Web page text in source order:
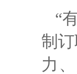
“
制
力